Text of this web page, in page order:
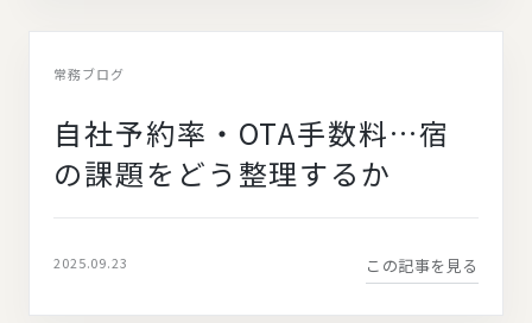
常務ブログ
自社予約率・OTA手数料…宿
の課題をどう整理するか
2025.09.23 この記事を見る